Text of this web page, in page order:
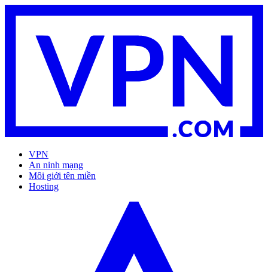
VPN
An ninh mạng
Môi giới tên miền
Hosting